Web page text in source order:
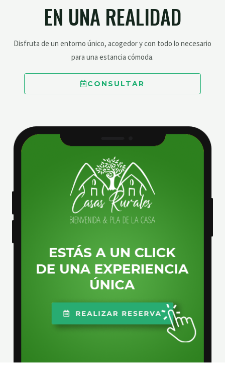
EN UNA REALIDAD
Disfruta de un entorno único, acogedor y con todo lo necesario
para una estancia cómoda.
CONSULTAR